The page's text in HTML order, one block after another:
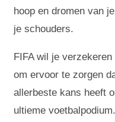
hoop en dromen van
je schouders.
FIFA wil je
om ervoor te zorgen
allerbeste kans heeft
ultieme